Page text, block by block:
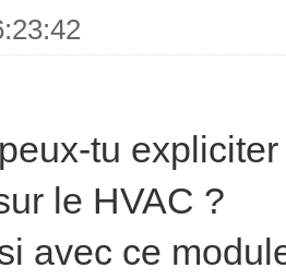
tu
le HVAC ?
avec ce